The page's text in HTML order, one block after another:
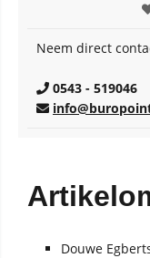
Neem direct
0543 - 519046
Douwe